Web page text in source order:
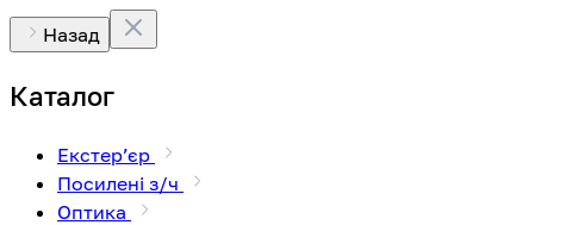
Назад
Каталог
Екстерʼєр
Посилені з/ч
Оптика